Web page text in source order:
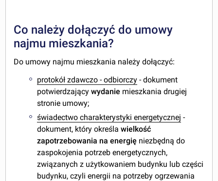
Co należy dołączyć do umowy
najmu mieszkania?
Do umowy najmu mieszkania należy dołączyć:
protokół zdawczo - odbiorczy - dokument
potwierdzającywydanie mieszkania drugiej
stronie umowy;
świadectwo charakterystyki energetycznej -
dokument, który określawielkość
zapotrzebowania na energię niezbędną do
zaspokojenia potrzeb energetycznych,
związanych z użytkowaniem budynku lub części
budynku, czyli energii na potrzeby ogrzewania